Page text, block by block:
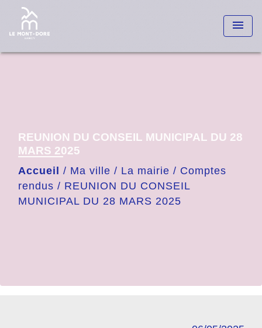
menu
REUNION DU CONSEIL MUNICIPAL DU 28
MARS 2025
Accueil / Ma ville / La mairie / Comptes
rendus / REUNION DU CONSEIL
MUNICIPAL DU 28 MARS 2025